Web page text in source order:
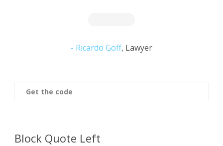
Ricardo Goff, Lawyer
Get the code
Block Quote Left